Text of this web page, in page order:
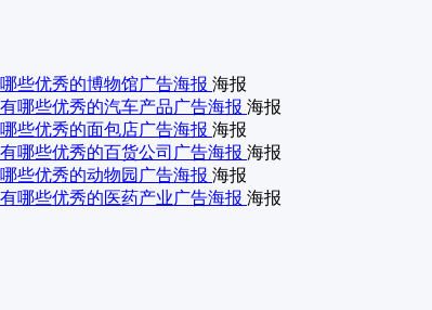
些优秀的博物馆广告海报 海报
哪些优秀的汽车产品广告海报 海报
些优秀的面包店广告海报 海报
哪些优秀的百货公司广告海报 海报
些优秀的动物园广告海报 海报
哪些优秀的医药产业广告海报 海报